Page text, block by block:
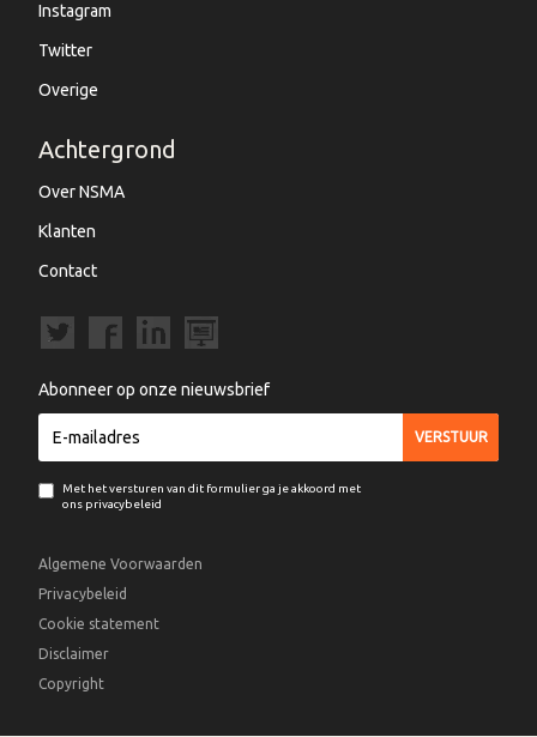
Instagram
Twitter
Overige
Achtergrond
Over NSMA
Klanten
Contact
Abonneer op onze nieuwsbrief
Met het versturen van dit formulier ga je akkoord met
ons privacybeleid
Algemene Voorwaarden
Privacybeleid
Cookie statement
Disclaimer
Copyright